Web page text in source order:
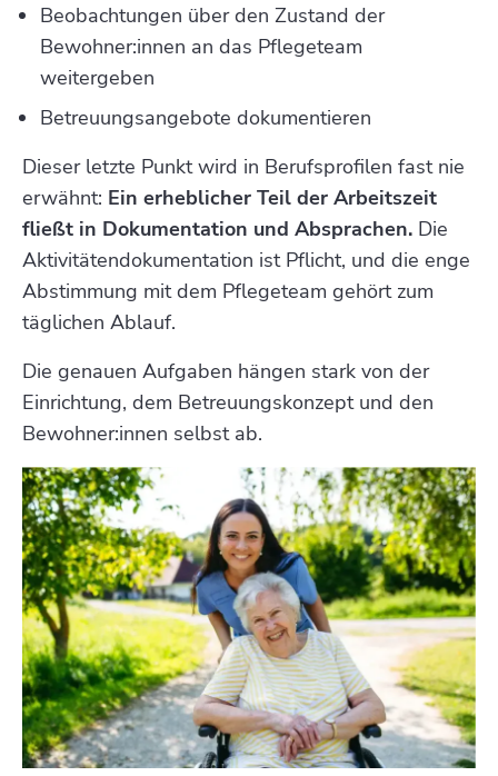
Beobachtungen über den Zustand der
Bewohner:innen an das Pflegeteam
weitergeben
Betreuungsangebote dokumentieren
Dieser letzte Punkt wird in Berufsprofilen fast nie
erwähnt: Ein erheblicher Teil der Arbeitszeit
fließt in Dokumentation und Absprachen. Die
Aktivitätendokumentation ist Pflicht, und die enge
Abstimmung mit dem Pflegeteam gehört zum
täglichen Ablauf.
Die genauen Aufgaben hängen stark von der
Einrichtung, dem Betreuungskonzept und den
Bewohner:innen selbst ab.